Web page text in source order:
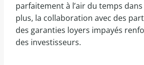
parfaitement à l’air du temps
plus, la collaboration avec des
des garanties loyers impayés
des investisseurs.